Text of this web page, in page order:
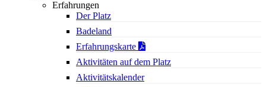
Erfahrungen
Der Platz
Badeland
Erfahrungskarte
Aktivitäten auf dem Platz
Aktivitätskalender